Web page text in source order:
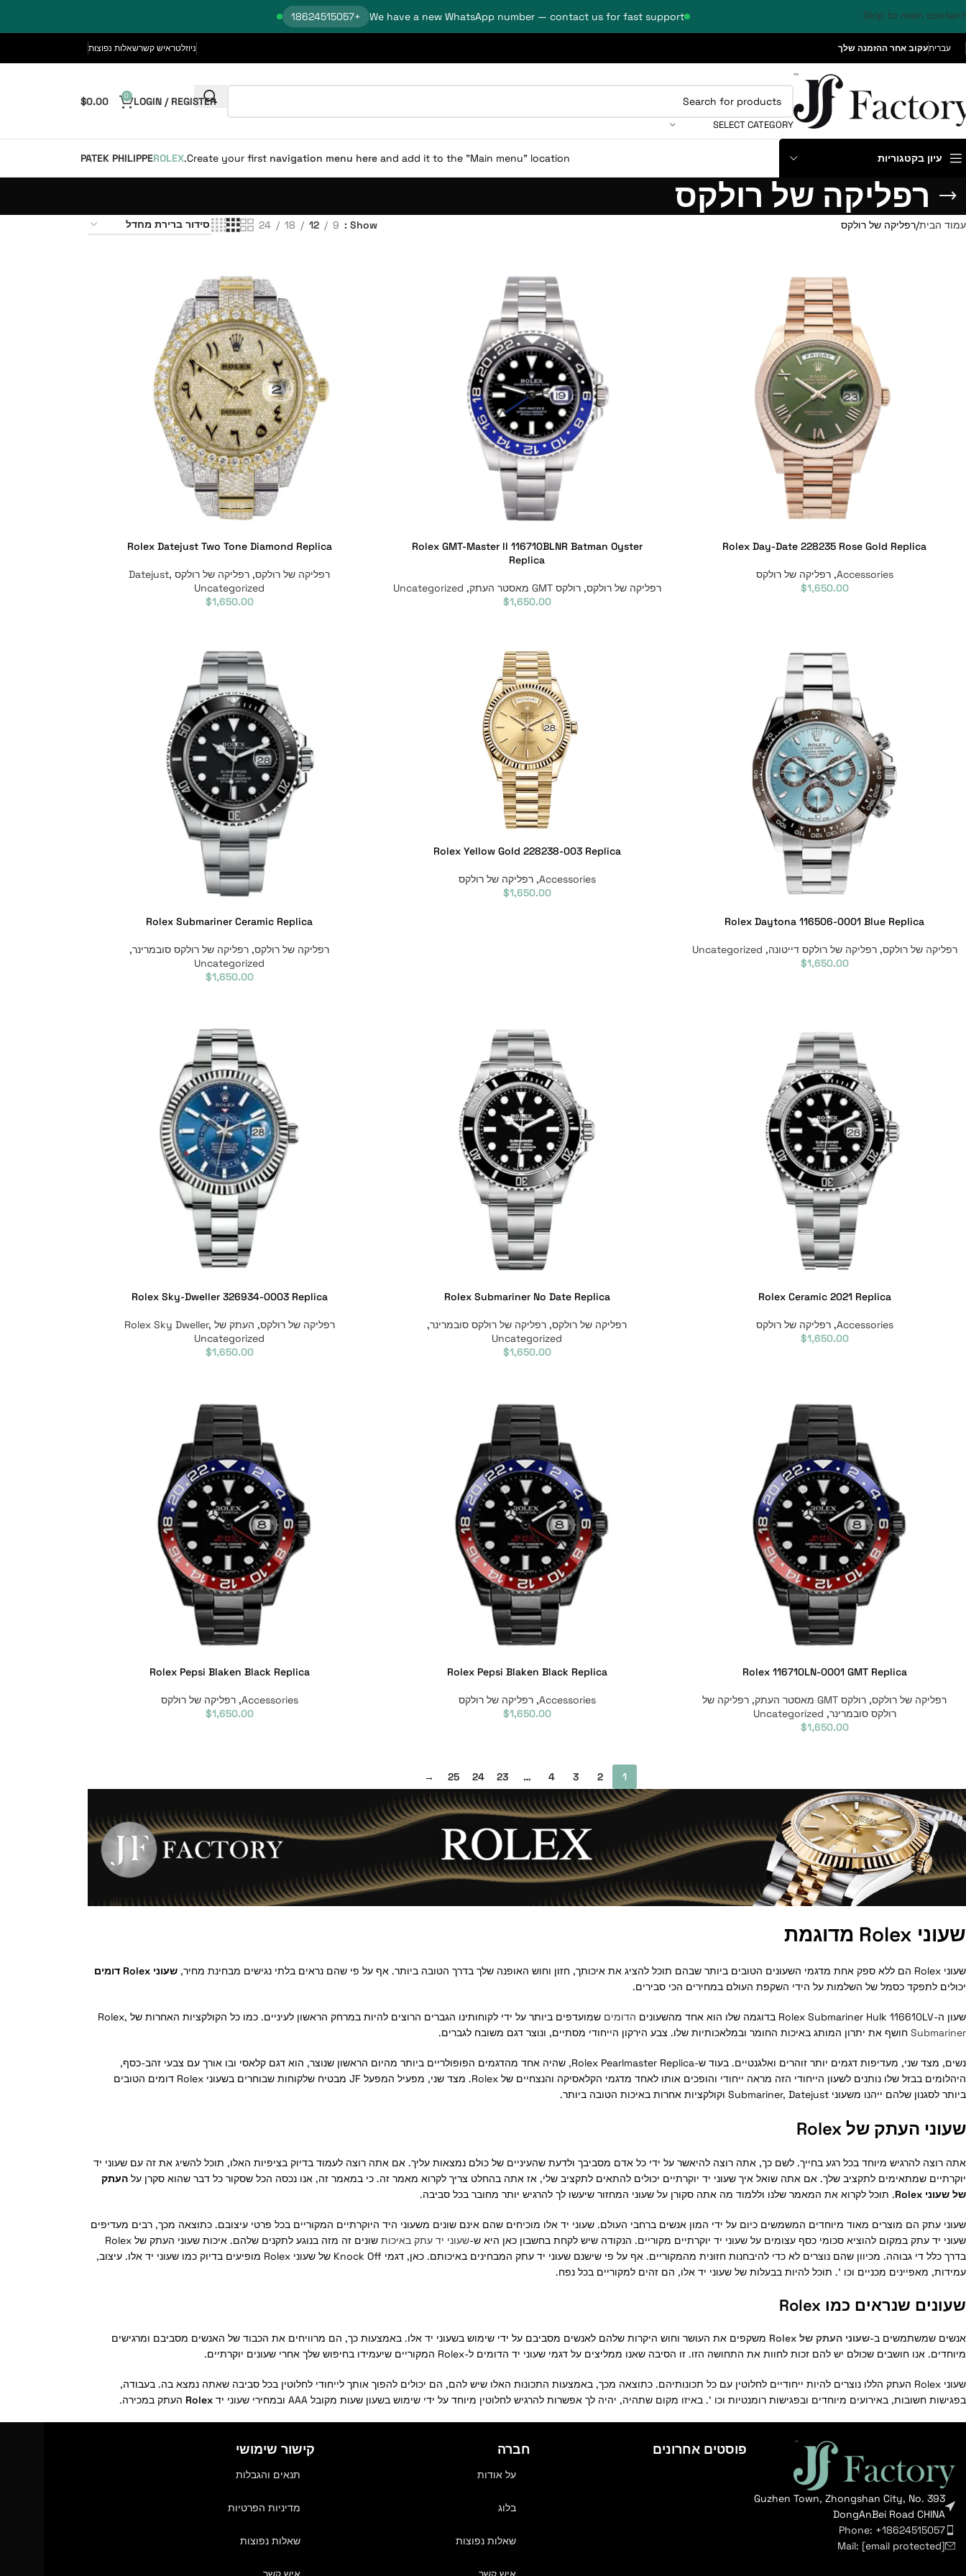
We have a new WhatsApp number — contact us for fast support
+18624515057 Skip to main content
עבריתעקוב אחר ההזמנה שלך ניוזלטראיש קשרשאלות נפוצות
SELECT CATEGORY
LOGIN / REGISTER
0
$0.00
עיון בקטגוריות Create your first navigation menu here and add it to the "Main menu" location.
ROLEX
PATEK PHILIPPE
רפליקה של רולקס
עמוד הבית רפליקה של רולקס Show
9
12
18
24
Rolex Day-Date 228235 Rose Gold Replica
Accessories
,רפליקה של רולקס
$1,650.00
Rolex GMT-Master II 116710BLNR Batman Oyster
Replica
רפליקה של רולקס,רולקס GMT מאסטר העתק ,
Uncategorized
$1,650.00
Rolex Datejust Two Tone Diamond Replica
רפליקה של רולקס, רפליקה של רולקס Datejust ,
Uncategorized
$1,650.00
Rolex Daytona 116506-0001 Blue Replica
רפליקה של רולקס,רפליקה של רולקס דייטונה,
Uncategorized
$1,650.00
Rolex Yellow Gold 228238-003 Replica
Accessories
,רפליקה של רולקס
$1,650.00
Rolex Submariner Ceramic Replica
רפליקה של רולקס, רפליקה של רולקס סובמרינר,
Uncategorized
$1,650.00
Rolex Ceramic 2021 Replica
Accessories
,רפליקה של רולקס
$1,650.00
Rolex Submariner No Date Replica
רפליקה של רולקס, רפליקה של רולקס סובמרינר,
Uncategorized
$1,650.00
Rolex Sky-Dweller 326934-0003 Replica
רפליקה של רולקס, העתק של Rolex Sky Dweller ,
Uncategorized
$1,650.00
Rolex 116710LN-0001 GMT Replica
רפליקה של רולקס, רולקס GMT מאסטר העתק , רפליקה של
רולקס סובמרינר,
Uncategorized
$1,650.00
Rolex Pepsi Blaken Black Replica
Accessories
,רפליקה של רולקס
$1,650.00
Rolex Pepsi Blaken Black Replica
Accessories
,רפליקה של רולקס
$1,650.00
1
2
3
4
…
23
24
25
→
שעוני Rolex מדוגמת
שעוני Rolex הם ללא ספק אחת מדגמי השעונים הטובים ביותר שבהם תוכל להציג את איכותך, חזון וחוש האופנה שלך בדרך הטובה ביותר. אף על פי שהם נראים בלתי נגישים מבחינת מחיר,
שעוני Rolex דומים
יכולים לתפקד כסמל של השלמות על הידי השקפת העולם במחירים הכי סבירים.
שעון ה-Rolex Submariner Hulk 116610LV בדוגמה שלו הוא אחד מהשעונים הדומים שמועדפים ביותר על ידי לקוחותינו הגברים הרוצים להיות במרחק הראשון לעיניים. כמו כל הקולקציות האחרות של Rolex,
Submariner חושף את יתרון המותג באיכות החומר ובמלאכותיות שלו. צבע הירקון הייחודי מסתיים, ונוצר דגם משובח לגברים.
נשים, מצד שני, מעדיפות דגמים יותר זוהרים ואלגנטיים. בעוד ש-Rolex Pearlmaster Replica, שהיה אחד מהדגמים הפופולריים ביותר מהיום הראשון שנוצר, הוא דגם קלאסי ובו אורך עם צבעי זהב-כסף,
היהלומים בבזל שלו נותנים לשעון הייחודי הזה מראה ייחודי והופכים אותו לאחד מדגמי הקלאסיקה והנצחיים של Rolex. מצד שני, מפעיל המפעל JF מבטיח שלקוחות שבוחרים בשעוני Rolex דומים הטובים
ביותר לסגנון שלהם ייהנו משעוני Submariner, Datejust וקולקציות אחרות באיכות הטובה ביותר.
שעוני העתק של Rolex
אתה רוצה להרגיש מיוחד בכל רגע בחייך. לשם כך, אתה רוצה להיאשר על ידי כל אדם מסביבך ולדעת שהעיניים של כולם נמצאות עליך. אם אתה רוצה לעמוד בדיוק בציפיות האלו, תוכל להשיג את זה עם שעוני יד
יוקרתיים שמתאימים לתקציב שלך. אם אתה שואל איך שעוני יד יוקרתיים יכולים להתאים לתקציב שלי, אז אתה בהחלט צריך לקרוא מאמר זה. כי במאמר זה, אנו נכסה הכל שסקור כל דבר שהוא סקרן על העתק
של שעוני Rolex
. תוכל לקרוא את המאמר שלנו וללמוד מה אתה סקורן על שעוני המחזור שיעשו לך להרגיש יותר מחובר בכל סביבה.
שעוני עתק הם מוצרים מאוד מיוחדים המשמשים כיום על ידי המון אנשים ברחבי העולם. שעוני יד אלו מוכיחים שהם אינם שונים משעוני היד היוקרתיים המקוריים בכל פרטי עיצובם. כתוצאה מכך, רבים מעדיפים
שעוני יד עתק במקום להוציא סכומי כסף עצומים על שעוני יד יוקרתיים מקוריים. הנקודה שיש לקחת בחשבון כאן היא ש-שעוני יד עתק באיכות
שונים זה מזה בנוגע לתקנים שלהם. איכות שעוני העתק של Rolex
בדרך כלל די גבוהה. מכיוון שהם נוצרים לא כדי להיבחנות חזונית מהמקוריים. אף על פי שישנם שעוני יד עתק המבחינים באיכותם. כאן, דגמי Knock Off של שעוני Rolex מופיעים בדיוק כמו שעוני יד אלו. עיצוב,
עמידות, מאפיינים מכניים וכו '. תוכל להיות בבעלות של שעוני יד אלו, הם זהים למקוריים בכל נפח.
שעונים שנראים כמו Rolex
אנשים שמשתמשים ב-שעוני העתק של Rolex
משקפים את העושר וחוש היקרות שלהם לאנשים מסביבם על ידי שימוש בשעוני יד אלו. באמצעות כך, הם מרוויחים את הכבוד של האנשים מסביבם ומרגישים
מיוחדים. אנו חושבים שכולם יש להם זכות לחוות את התחושה הזו. זו הסיבה שאנו ממליצים על דגמי שעוני יד הדומים ל-Rolex המקוריים שיעמידו בחיפוש שלך אחרי שעונים יוקרתיים.
שעוני Rolex העתק הללו נוצרים להיות ייחודיים לחלוטין עם כל תכונותיהם. כתוצאה מכך, באמצעות התכונות האלו שיש להם, הם יכולים להפוך אותך לייחודי לחלוטין בכל סביבה שאתה נמצא בה. בעבודה,
בפגישות חשובות, באירועים מיוחדים ובפגישות רומנטיות וכו '. באיזו מקום שתהיה, יהיה לך אפשרות להרגיש לחלוטין מיוחד על ידי שימוש בשעון שעות מקובל AAA ובמחירי שעוני יד
Rolex העתק במכירה.
Guzhen Town, Zhongshan City, No. 393
DongAnBei Road CHINA
Phone: +18624515057
Mail: [email protected]
פוסטים אחרונים חברה
על אודות
בלוג
שאלות נפוצות
קישור שימושי
תנאים והגבלות
מדיניות הפרטיות
שאלות נפוצות